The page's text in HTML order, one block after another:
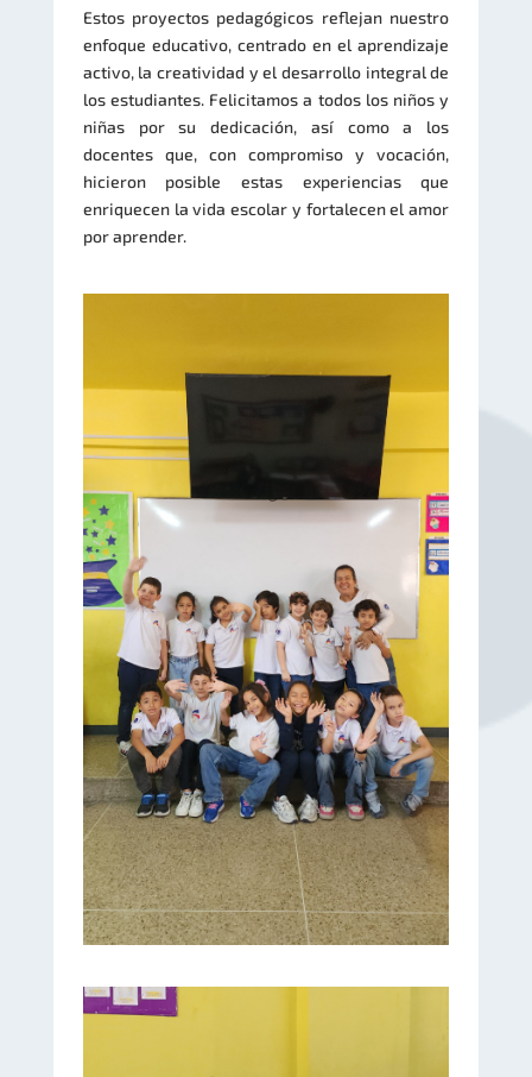
Estos proyectos pedagógicos reflejan nuestro
enfoque educativo, centrado en el aprendizaje
activo, la creatividad y el desarrollo integral de
los estudiantes. Felicitamos a todos los niños y
niñas por su dedicación, así como a los
docentes que, con compromiso y vocación,
hicieron posible estas experiencias que
enriquecen la vida escolar y fortalecen el amor
por aprender.